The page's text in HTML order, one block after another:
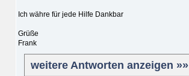
Ich währe für jede Hilfe Dankbar
Grüße
Frank
weitere Antworten anzeigen »»